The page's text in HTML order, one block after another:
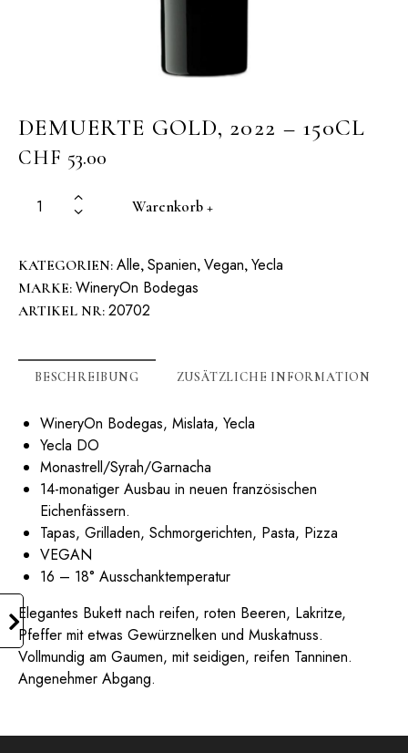
DEMUERTE GOLD, 2022 – 150CL
CHF 53.00
Warenkorb +
KATEGORIEN: Alle, Spanien, Vegan, Yecla
MARKE: WineryOn Bodegas
ARTIKEL NR: 20702
BESCHREIBUNG ZUSÄTZLICHE INFORMATION
WineryOn Bodegas, Mislata, Yecla
Yecla DO
Monastrell/Syrah/Garnacha
14-monatiger Ausbau in neuen französischen
Eichenfässern.
Tapas, Grilladen, Schmorgerichten, Pasta, Pizza
VEGAN
16 – 18° Ausschanktemperatur
Elegantes Bukett nach reifen, roten Beeren, Lakritze,
Pfeffer mit etwas Gewürznelken und Muskatnuss.
Vollmundig am Gaumen, mit seidigen, reifen Tanninen.
Angenehmer Abgang.